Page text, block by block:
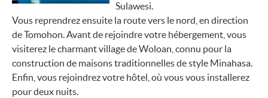
Sulawesi.
Vous reprendrez ensuite la route vers le nord, en direction
de Tomohon. Avant de rejoindre votre hébergement, vous
visiterez le charmant village de Woloan, connu pour la
construction de maisons traditionnelles de style Minahasa.
Enfin, vous rejoindrez votre hôtel, où vous vous installerez
pour deux nuits.